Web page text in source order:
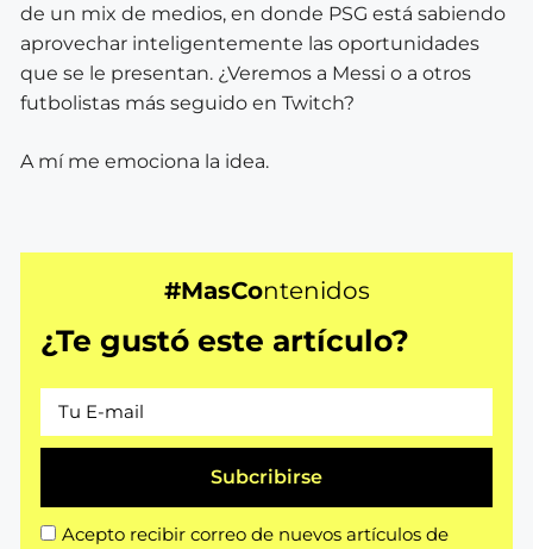
de un mix de medios, en donde PSG está sabiendo
aprovechar inteligentemente las oportunidades
que se le presentan. ¿Veremos a Messi o a otros
futbolistas más seguido en Twitch?
A mí me emociona la idea.
#MasContenidos
¿Te gustó este artículo?
Acepto recibir correo de nuevos artículos de
Subcribirse